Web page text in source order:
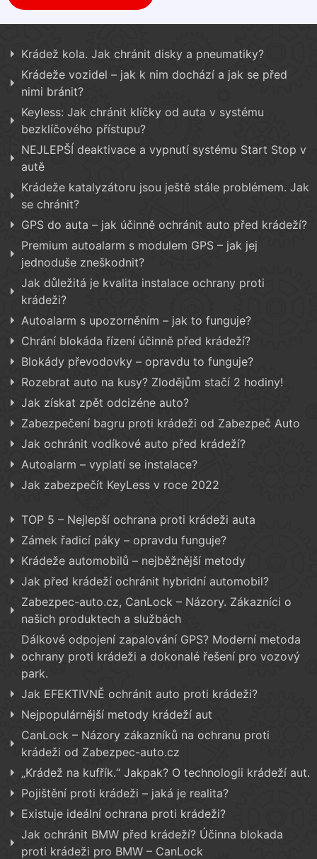
Krádež kola. Jak chránit disky a pneumatiky?
Krádeže vozidel – jak k nim dochází a jak se před
nimi bránit?
Keyless: Jak chránit klíčky od auta v systému
bezklíčového přístupu?
NEJLEPŠÍ deaktivace a vypnutí systému Start Stop v
autě
Krádeže katalyzátoru jsou ještě stále problémem. Jak
se chránit?
GPS do auta – jak účinně ochránit auto před krádeží?
Premium autoalarm s modulem GPS – jak jej
jednoduše zneškodnit?
Jak důležitá je kvalita instalace ochrany proti
krádeži?
Autoalarm s upozorněním – jak to funguje?
Chrání blokáda řízení účinně před krádeží?
Blokády převodovky – opravdu to funguje?
Rozebrat auto na kusy? Zlodějům stačí 2 hodiny!
Jak získat zpět odcizéne auto?
Zabezpečení bagru proti krádeži od Zabezpeč Auto
Jak ochránit vodíkové auto před krádeží?
Autoalarm – vyplatí se instalace?
Jak zabezpečít KeyLess v roce 2022
TOP 5 – Nejlepší ochrana proti krádeži auta
Zámek řadicí páky – opravdu funguje?
Krádeže automobilů – nejběžnější metody
Jak před krádeží ochránit hybridní automobil?
Zabezpec-auto.cz, CanLock – Názory. Zákazníci o
našich produktech a službách
Dálkové odpojení zapalování GPS? Moderní metoda
ochrany proti krádeži a dokonalé řešení pro vozový
park.
Jak EFEKTIVNĚ ochránit auto proti krádeži?
Nejpopulárnější metody krádeží aut
CanLock – Názory zákazníků na ochranu proti
krádeži od Zabezpec-auto.cz
„Krádež na kufřík.“ Jakpak? O technologii krádeží aut.
Pojištění proti krádeži – jaká je realita?
Existuje ideální ochrana proti krádeži?
Jak ochránit BMW před krádeží? Účinna blokada
proti krádeži pro BMW – CanLock